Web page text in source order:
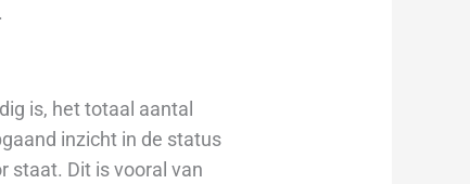
is, het totaal aantal
inzicht in de status
staat. Dit is vooral van